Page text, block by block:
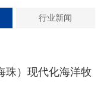
行业新闻
珠）现代化海洋牧